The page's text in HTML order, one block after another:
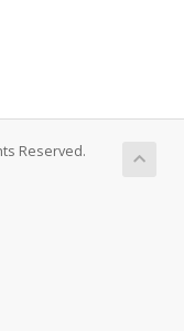
Reserved.